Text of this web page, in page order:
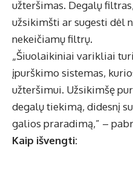
užteršimas. Degalų
užsikimšti ar sugesti dėl
nekeičiamų filtrų.
„Šiuolaikiniai varikliai
įpurškimo sistemas,
užteršimui. Užsikimšę
degalų tiekimą, didesnį
galios praradimą,” –
Kaip išvengti: